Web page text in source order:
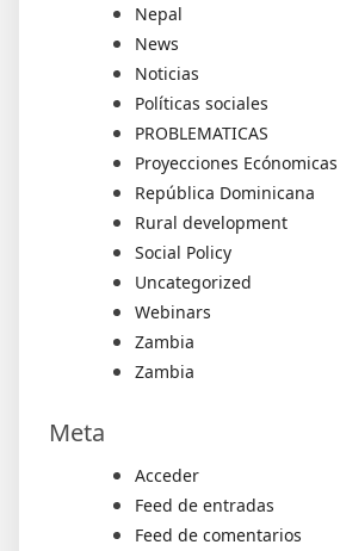
Nepal
News
Noticias
Políticas sociales
PROBLEMATICAS
Proyecciones Ecónomicas
República Dominicana
Rural development
Social Policy
Uncategorized
Webinars
Zambia
Zambia
Meta
Acceder
Feed de entradas
Feed de comentarios